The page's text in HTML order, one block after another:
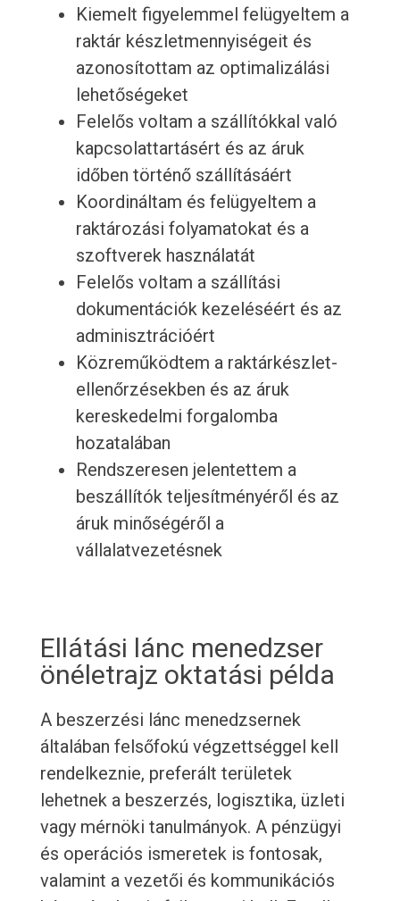
Kiemelt figyelemmel felügyeltem a
raktár készletmennyiségeit és
azonosítottam az optimalizálási
lehetőségeket
Felelős voltam a szállítókkal való
kapcsolattartásért és az áruk
időben történő szállításáért
Koordináltam és felügyeltem a
raktározási folyamatokat és a
szoftverek használatát
Felelős voltam a szállítási
dokumentációk kezeléséért és az
adminisztrációért
Közreműködtem a raktárkészlet-
ellenőrzésekben és az áruk
kereskedelmi forgalomba
hozatalában
Rendszeresen jelentettem a
beszállítók teljesítményéről és az
áruk minőségéről a
vállalatvezetésnek
Ellátási lánc menedzser
önéletrajz oktatási példa
A beszerzési lánc menedzsernek
általában felsőfokú végzettséggel kell
rendelkeznie, preferált területek
lehetnek a beszerzés, logisztika, üzleti
vagy mérnöki tanulmányok. A pénzügyi
és operációs ismeretek is fontosak,
valamint a vezetői és kommunikációs